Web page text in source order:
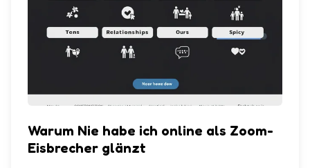
Warum Nie habe ich online als Zoom-
Eisbrecher glänzt